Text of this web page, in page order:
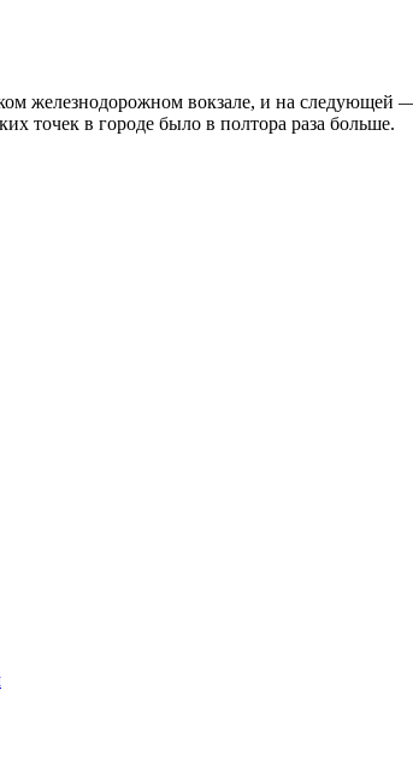
железнодорожном вокзале, и на
точек в городе было в полтора раза больше.